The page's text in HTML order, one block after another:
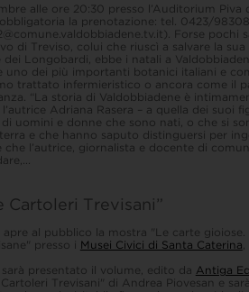
alle ore 20:30 presso l’Auditorium Piva
la prenotazione: tel. 0423/
Forse pochi
di Treviso, colui che riuscì a salvare la sua
Longobardi, ebbe i natali a
uno dei più importanti botanici italiani e
trattato infermieristico o ancora come il
“La storia di Valdobbiadene è
Adriana Rasera – a quella dei suoi
uomini e donne che sono nati, o che si
e che hanno saputo distinguersi per
l’autrice, giornalista e docente di
Cartoleri Trevisani”
apre al pubblico la mostra "Le carte gioiose.
presso i Musei Civici di Santa Caterina
presentato il volume, edito da Antiga
Trevisani" di Andrea Piovesan e sarà